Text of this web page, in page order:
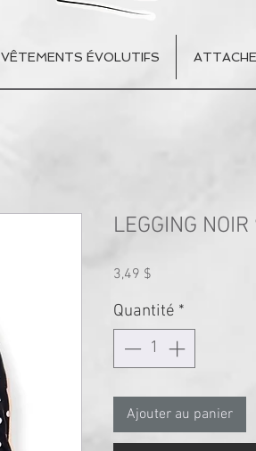
VÊTEMENTS ÉVOLUTIFS
LEGGING
3,49 $
Quantité *
Ajouter au panier